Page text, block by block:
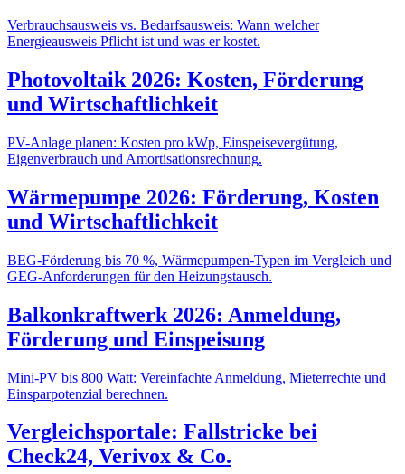
Verbrauchsausweis vs. Bedarfsausweis: Wann welcher
Energieausweis Pflicht ist und was er kostet.
Photovoltaik 2026: Kosten, Förderung
und Wirtschaftlichkeit
PV-Anlage planen: Kosten pro kWp, Einspeisevergütung,
Eigenverbrauch und Amortisationsrechnung.
Wärmepumpe 2026: Förderung, Kosten
und Wirtschaftlichkeit
BEG-Förderung bis 70 %, Wärmepumpen-Typen im Vergleich und
GEG-Anforderungen für den Heizungstausch.
Balkonkraftwerk 2026: Anmeldung,
Förderung und Einspeisung
Mini-PV bis 800 Watt: Vereinfachte Anmeldung, Mieterrechte und
Einsparpotenzial berechnen.
Vergleichsportale: Fallstricke bei
Check24, Verivox & Co.